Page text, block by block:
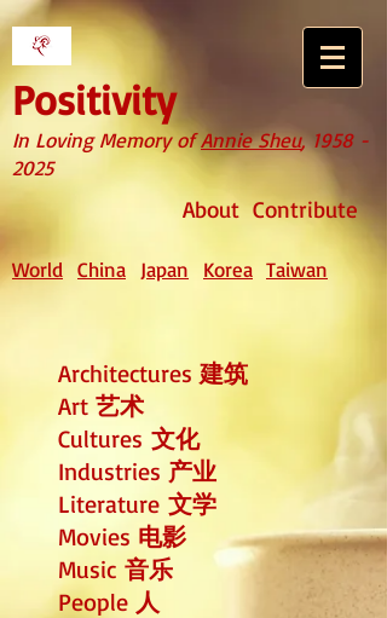
Positivity
In Loving Memory ofAnnie Sheu,1958 -
2025
About Contribute
World China Japan Korea Taiwan
Architectures 建筑
Art 艺术
Cultures 文化
Industries 产业
Literature 文学
Movies 电影
Music 音乐
People 人